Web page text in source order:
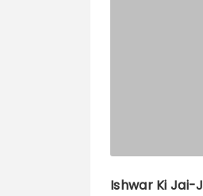
Ishwar Ki Jai-